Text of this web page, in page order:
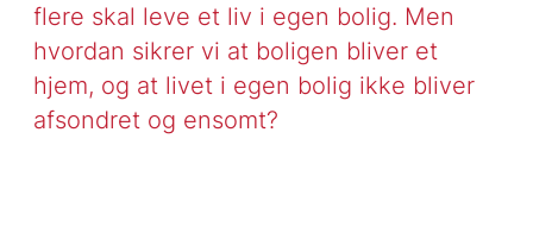
flere skal leve et liv i egen bolig. Men
hvordan sikrer vi at boligen bliver et
hjem, og at livet i egen bolig ikke bliver
afsondret og ensomt?